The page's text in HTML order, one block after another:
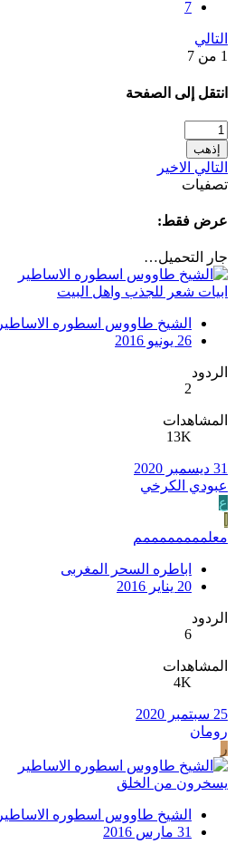
7
التالي
1 من 7
انتقل إلى الصفحة
إذهب
التالي الاخير
تصفيات
عرض فقط:
جار التحميل…
ابيات شعر للجذب واهل البيت
الشيخ طاووس اسطوره الاساطير
26 يونيو 2016
الردود
2
المشاهدات
13K
31 ديسمبر 2020
عبودي الكرخي
ع
معلممممممممم
اباطره السحر المغربى
20 يناير 2016
الردود
6
المشاهدات
4K
25 سبتمبر 2020
رومان
ر
يسخرون من الخلق
الشيخ طاووس اسطوره الاساطير
31 مارس 2016